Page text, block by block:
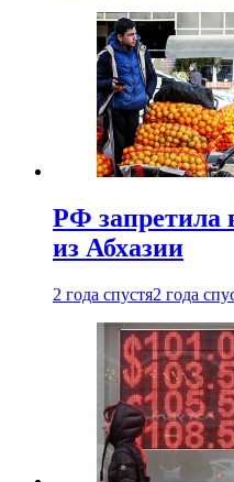
РФ запретила
из Абхазии
2 года спустя2 года